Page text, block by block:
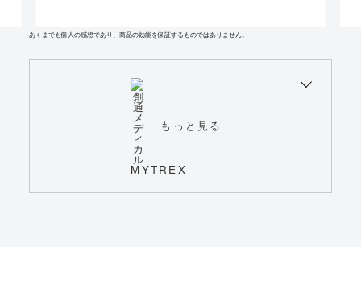
ます
あくまでも個人の感想であり、商品の効能を保証するものではありません。
もっと見る